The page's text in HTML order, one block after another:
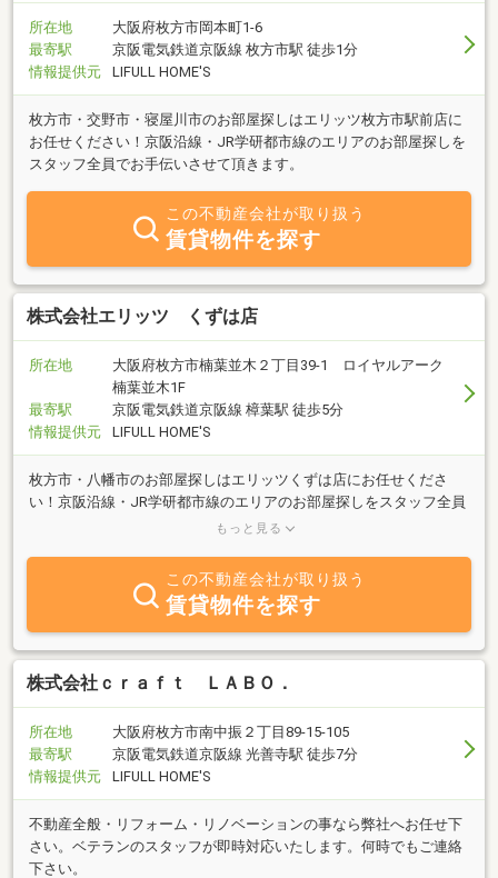
所在地
大阪府枚方市岡本町1-6
最寄駅
京阪電気鉄道京阪線 枚方市駅 徒歩1分
情報提供元
LIFULL HOME'S
枚方市・交野市・寝屋川市のお部屋探しはエリッツ枚方市駅前店に
お任せください！京阪沿線・JR学研都市線のエリアのお部屋探しを
スタッフ全員でお手伝いさせて頂きます。
この不動産会社が取り扱う
賃貸物件を探す
株式会社エリッツ くずは店
所在地
大阪府枚方市楠葉並木２丁目39-1 ロイヤルアーク
楠葉並木1F
最寄駅
京阪電気鉄道京阪線 樟葉駅 徒歩5分
情報提供元
LIFULL HOME'S
枚方市・八幡市のお部屋探しはエリッツくずは店にお任せくださ
い！京阪沿線・JR学研都市線のエリアのお部屋探しをスタッフ全員
でお手伝いさせて頂きます。ご来店をスタッフ一同、心よりお待ち
もっと見る
この不動産会社が取り扱う
賃貸物件を探す
株式会社ｃｒａｆｔ ＬＡＢＯ．
所在地
大阪府枚方市南中振２丁目89-15-105
最寄駅
京阪電気鉄道京阪線 光善寺駅 徒歩7分
情報提供元
LIFULL HOME'S
不動産全般・リフォーム・リノベーションの事なら弊社へお任せ下
さい。ベテランのスタッフが即時対応いたします。何時でもご連絡
下さい。